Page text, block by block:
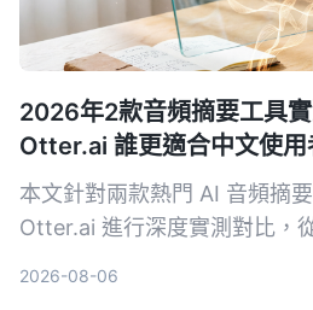
2026年2款音頻摘要工具
Otter.ai 誰更適合中文使用
本文針對兩款熱門 AI 音頻摘
Otter.ai 進行深度實測對比，
2026-08-06